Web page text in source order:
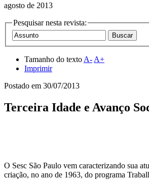
agosto de 2013
Pesquisar nesta revista:
Tamanho do texto A- A+
Imprimir
Postado em 30/07/2013
Terceira Idade e Avanço
O Sesc São Paulo vem caracterizando sua
criação, no ano de 1963, do programa